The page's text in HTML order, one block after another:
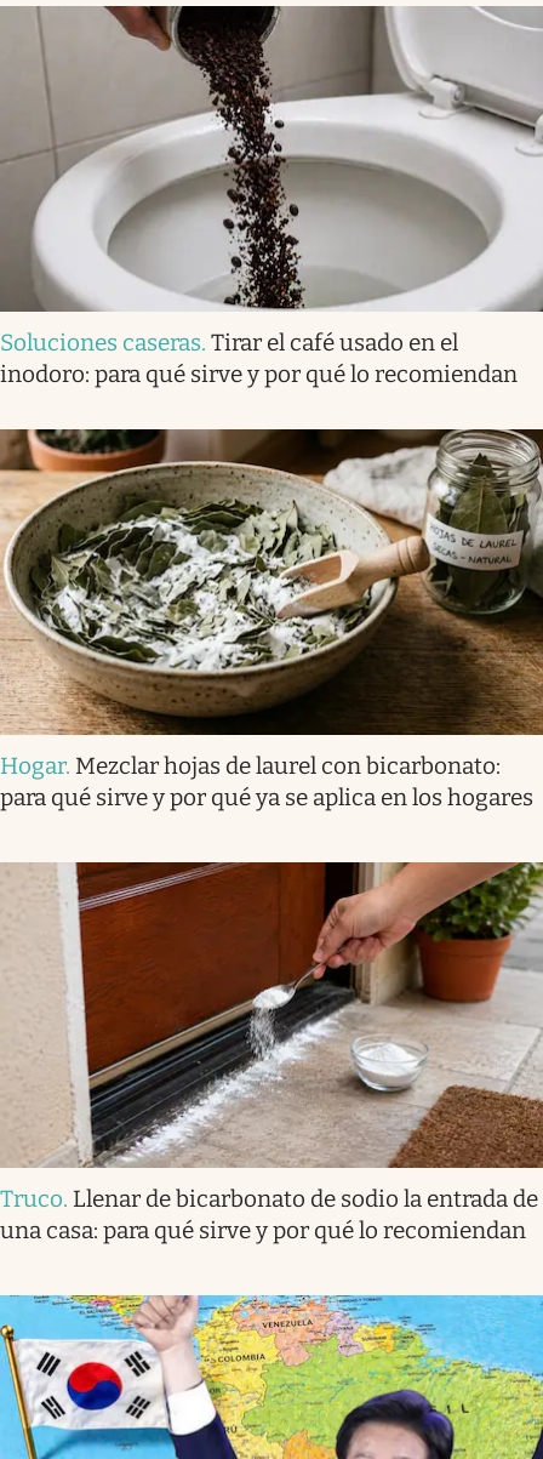
Soluciones caseras. Tirar el café usado en el
inodoro: para qué sirve y por qué lo recomiendan
Hogar. Mezclar hojas de laurel con bicarbonato:
para qué sirve y por qué ya se aplica en los hogares
Truco. Llenar de bicarbonato de sodio la entrada de
una casa: para qué sirve y por qué lo recomiendan